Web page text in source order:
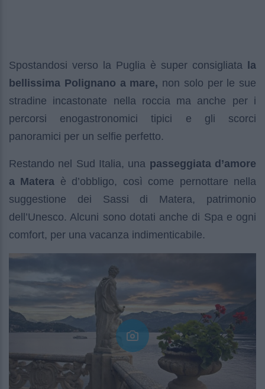
Spostandosi verso la Puglia è super consigliata la
bellissima Polignano a mare, non solo per le sue
stradine incastonate nella roccia ma anche per i
percorsi enogastronomici tipici e gli scorci
panoramici per un selfie perfetto.
Restando nel Sud Italia, una passeggiata d’amore
a Matera è d’obbligo, così come pernottare nella
suggestione dei Sassi di Matera, patrimonio
dell’Unesco. Alcuni sono dotati anche di Spa e ogni
comfort, per una vacanza indimenticabile.